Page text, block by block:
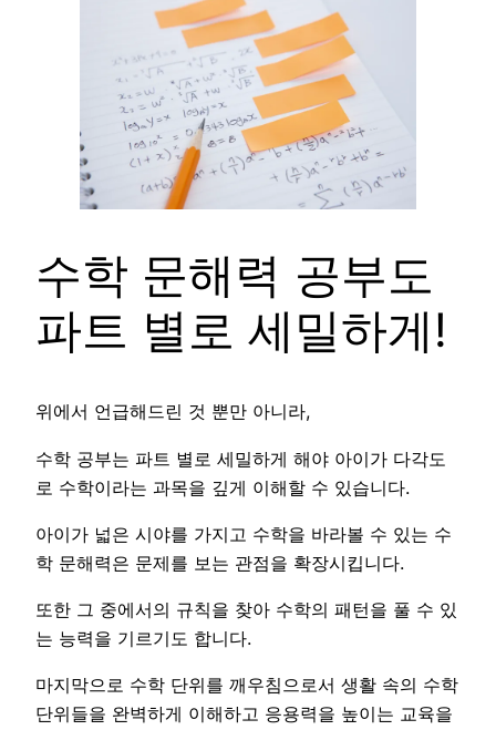
수학 문해력 공부도
파트 별로 세밀하게!
위에서 언급해드린 것 뿐만 아니라,
수학 공부는 파트 별로 세밀하게 해야 아이가 다각도
로 수학이라는 과목을 깊게 이해할 수 있습니다.
아이가 넓은 시야를 가지고 수학을 바라볼 수 있는 수
학 문해력은 문제를 보는 관점을 확장시킵니다.
또한 그 중에서의 규칙을 찾아 수학의 패턴을 풀 수 있
는 능력을 기르기도 합니다.
마지막으로 수학 단위를 깨우침으로서 생활 속의 수학
단위들을 완벽하게 이해하고 응용력을 높이는 교육을